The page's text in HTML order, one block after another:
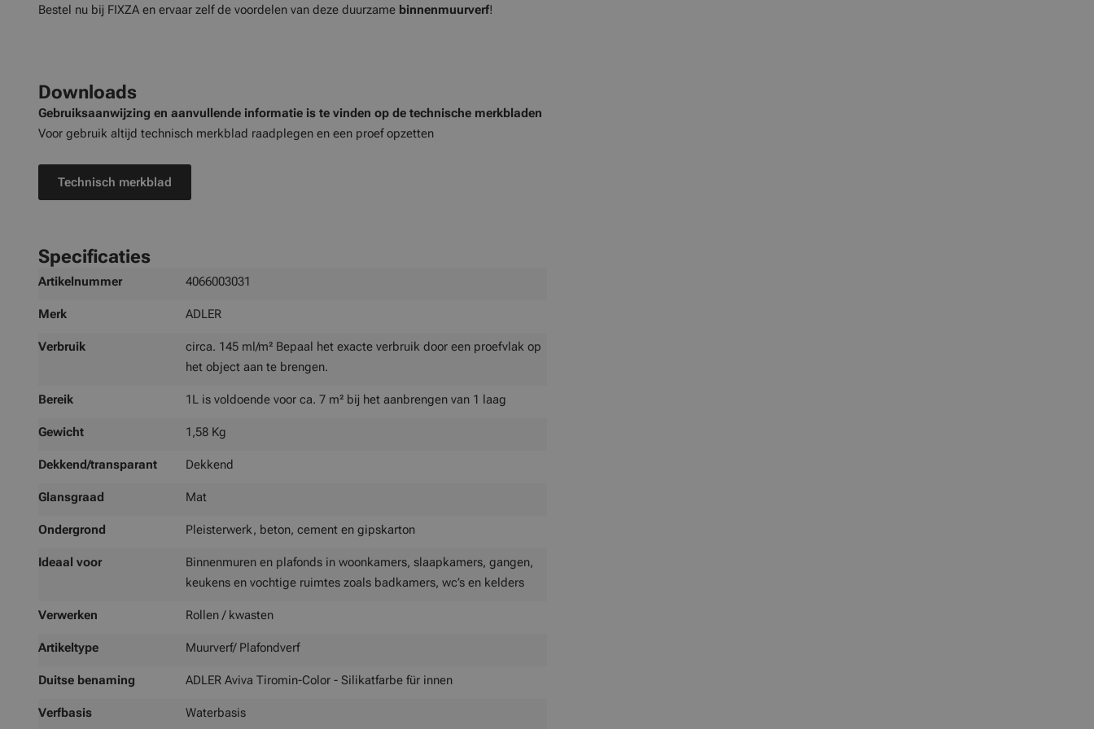
Bestel nu bij FIXZA en ervaar zelf de voordelen van deze duurzame binnenmuurverf!
Downloads
Gebruiksaanwijzing en aanvullende informatie is te vinden op de technische merkbladen
Voor gebruik altijd technisch merkblad raadplegen en een proef opzetten
Technisch merkblad
Specificaties
Meer
Artikelnummer 4066003031
Merk ADLER
Verbruik
circa. 145 ml/m² Bepaal het exacte verbruik door een proefvlak op
het object aan te brengen.
Bereik 1L is voldoende voor ca. 7 m² bij het aanbrengen van 1 laag
Gewicht 1,58 Kg
Dekkend/transparant Dekkend
Glansgraad Mat
Ondergrond Pleisterwerk, beton, cement en gipskarton
Ideaal voor
Binnenmuren en plafonds in woonkamers, slaapkamers, gangen,
keukens en vochtige ruimtes zoals badkamers, wc’s en kelders
Verwerken Rollen / kwasten
Artikeltype Muurverf/ Plafondverf
Duitse benaming ADLER Aviva Tiromin-Color - Silikatfarbe für innen
Verfbasis Waterbasis